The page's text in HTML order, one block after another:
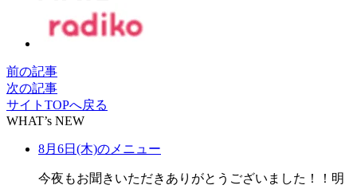
前の記事
次の記事
サイトTOPへ戻る
WHAT’s NEW
8月6日(木)のメニュー
今夜もお聞きいただきありがとうございました！！明